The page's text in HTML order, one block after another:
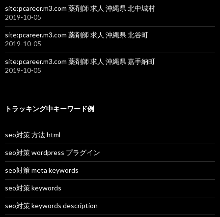
site:pcareer.m3.com 薬剤師 求人 沖縄県 北中城村
2019-10-05
site:pcareer.m3.com 薬剤師 求人 沖縄県 北谷町
2019-10-05
site:pcareer.m3.com 薬剤師 求人 沖縄県 嘉手納町
2019-10-05
トラッキング中キーワード例
seo対策 方法 html
seo対策 wordpress プラグイン
seo対策 meta keywords
seo対策 keywords
seo対策 keywords description